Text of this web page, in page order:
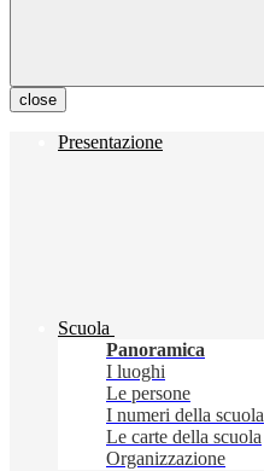
close
Presentazione
Scuola
Panoramica
I luoghi
Le persone
I numeri della scuola
Le carte della scuola
Organizzazione